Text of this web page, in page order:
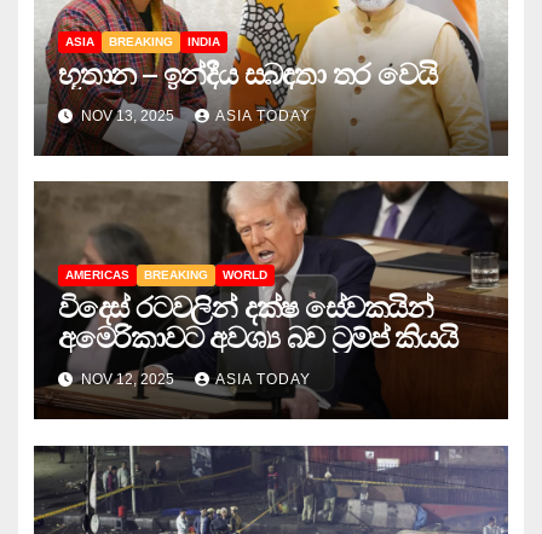
ASIA BREAKING INDIA
භූතාන – ඉන්දීය සබඳතා තර වෙයි
NOV 13, 2025 ASIA TODAY
AMERICAS BREAKING WORLD
විදෙස් රටවලින් දක්ෂ සේවකයින්
අමෙරිකාවට අවශ්‍ය බව ට්‍රම්ප් කියයි
NOV 12, 2025 ASIA TODAY